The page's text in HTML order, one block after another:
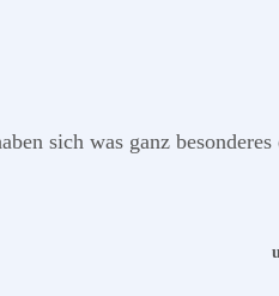
sich was ganz